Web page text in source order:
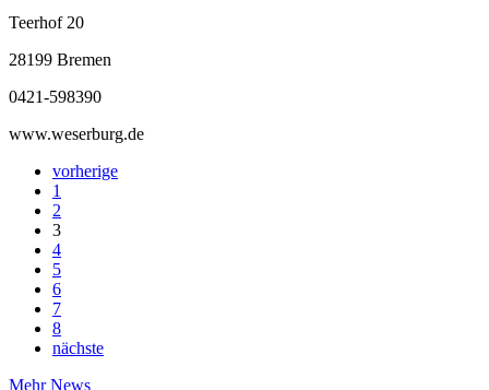
Teerhof 20
28199 Bremen
0421-598390
www.weserburg.de
vorherige
1
2
3
4
5
6
7
8
nächste
Mehr News